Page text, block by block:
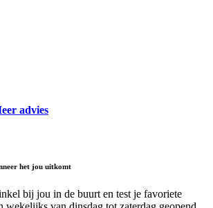
advies
het jou uitkomt
bij jou in de buurt en test je favoriete